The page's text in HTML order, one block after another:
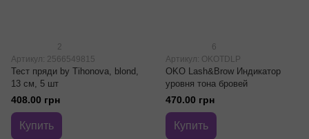
2
Артикул: 2566549815
Тест пряди by Tihonova, blond,
13 см, 5 шт
408.00 грн
Купить
6
Артикул: OKOTDLP
OKO Lash&Brow Индикатор
уровня тона бровей
470.00 грн
Купить